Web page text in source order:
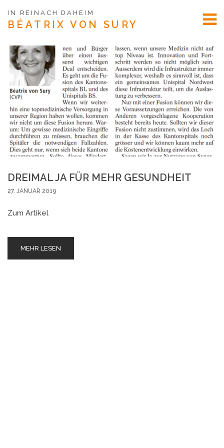
IN REINACH DAHEIM
BÉATRIXVON SURY
DREIMAL JA FÜR MEHR GESUNDHEIT
27. JANUAR 2019
Zum Artikel
MEHR LESEN